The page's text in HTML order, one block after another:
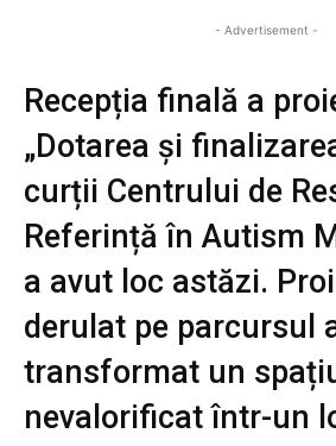
- Advertisement -
Recepția finală a
„Dotarea și
curții Centrului de
Referință în Autism
a avut loc astăzi.
derulat pe parcursul
transformat un
nevalorificat într-un